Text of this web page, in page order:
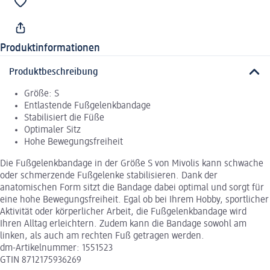
Produktinformationen
Produktbeschreibung
Größe: S
Entlastende Fußgelenkbandage
Stabilisiert die Füße
Optimaler Sitz
Hohe Bewegungsfreiheit
Die Fußgelenkbandage in der Größe S von Mivolis kann schwache
oder schmerzende Fußgelenke stabilisieren. Dank der
anatomischen Form sitzt die Bandage dabei optimal und sorgt für
eine hohe Bewegungsfreiheit. Egal ob bei Ihrem Hobby, sportlicher
Aktivität oder körperlicher Arbeit, die Fußgelenkbandage wird
Ihren Alltag erleichtern. Zudem kann die Bandage sowohl am
linken, als auch am rechten Fuß getragen werden.
dm-Artikelnummer: 1551523
GTIN 8712175936269